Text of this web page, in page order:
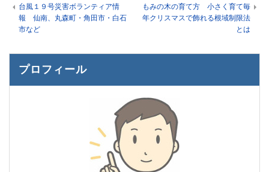
台風１９号災害ボランティア情
報 仙南、丸森町・角田市・白石
市など
もみの木の育て方 小さく育て毎
年クリスマスで飾れる根域制限法
とは
プロフィール